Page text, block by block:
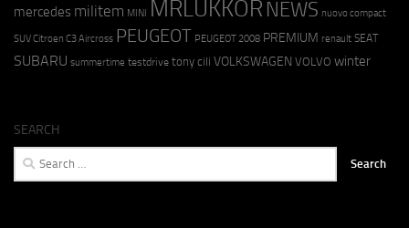
mercedes militem MINI MRLUKKOR NEWS nuovo compact
SUV Citroen C3 Aircross PEUGEOT PEUGEOT 2008 PREMIUM renault SEAT
SUBARU summertime testdrive tony cili VOLKSWAGEN VOLVO winter
SEARCH
Search
for: